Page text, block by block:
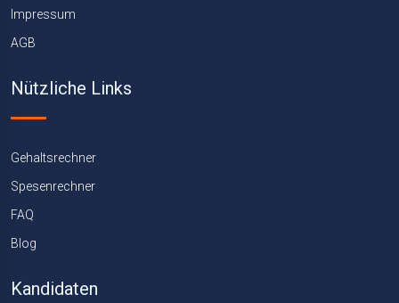
Impressum
AGB
Nützliche Links
Gehaltsrechner
Spesenrechner
FAQ
Blog
Kandidaten